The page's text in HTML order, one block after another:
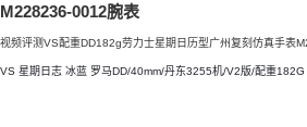
M228236-0012腕表
视频评测VS配重DD182g劳力士星期日历型广州复刻仿真手表
VS 星期日志 冰蓝 罗马DD/40mm/丹东3255机/V2版/配重182G